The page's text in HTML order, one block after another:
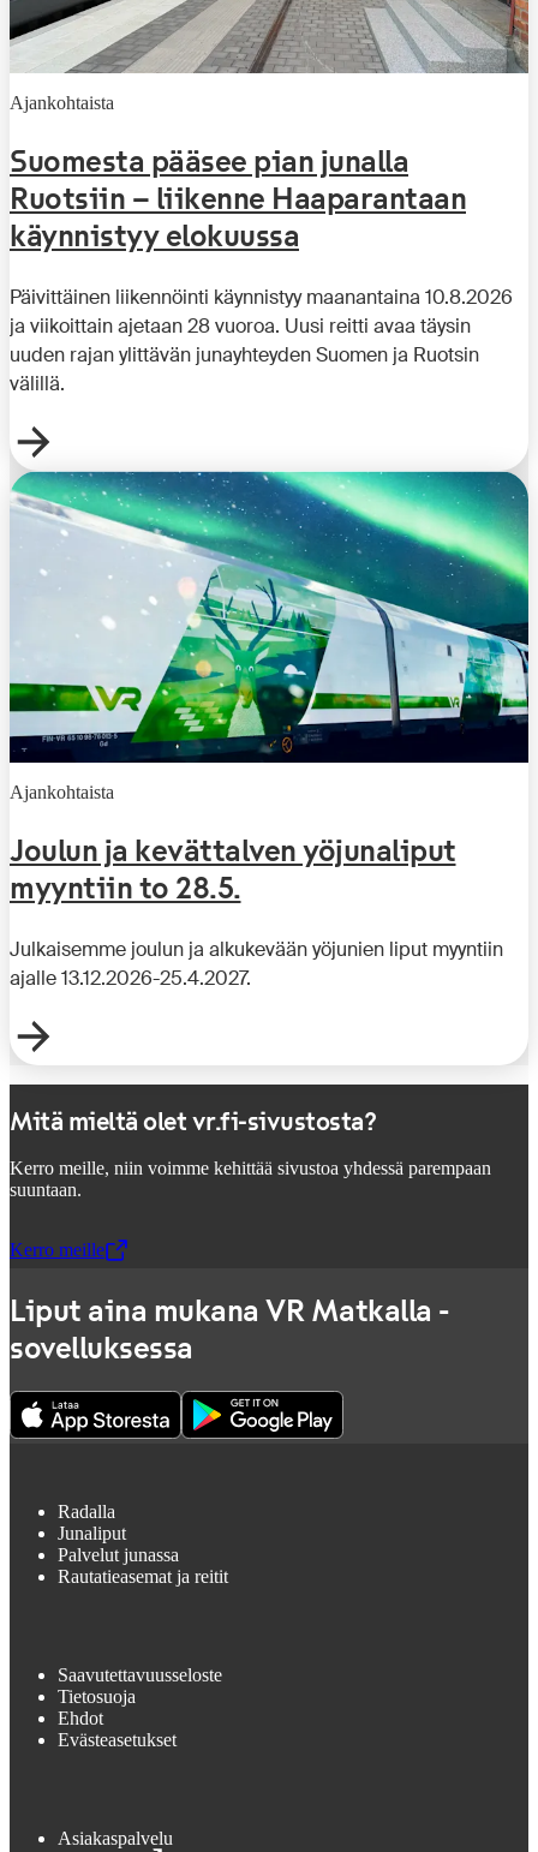
Ajankohtaista
Suomesta pääsee pian junalla
Ruotsiin – liikenne Haaparantaan
käynnistyy elokuussa
Päivittäinen liikennöinti käynnistyy maanantaina 10.8.2026
ja viikoittain ajetaan 28 vuoroa. Uusi reitti avaa täysin
uuden rajan ylittävän junayhteyden Suomen ja Ruotsin
välillä.
Ajankohtaista
Joulun ja kevättalven yöjunaliput
myyntiin to 28.5.
Julkaisemme joulun ja alkukevään yöjunien liput myyntiin
ajalle 13.12.2026-25.4.2027.
Mitä mieltä olet vr.fi-sivustosta?
Kerro meille, niin voimme kehittää sivustoa yhdessä parempaan
suuntaan.
Kerro meille
,Avataan uudessa välilehdessä
Liput aina mukana VR Matkalla -
sovelluksessa
Radalla
Junaliput
Palvelut junassa
Rautatieasemat ja reitit
Saavutettavuusseloste
Tietosuoja
Ehdot
Evästeasetukset
Asiakaspalvelu